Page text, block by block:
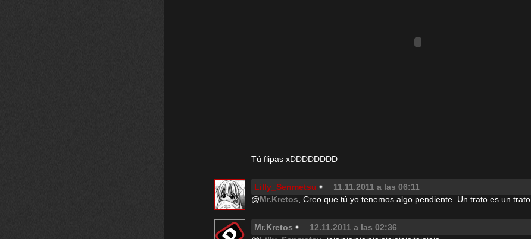
Tú flipas xDDDDDDDD
Lilly_Senmetsu 11.11.2011 a las 06:11
@Mr.Kretos , Creo que tú yo tenemos algo pendiente. Un trato es un trato
Mr.Kretos 12.11.2011 a las 02:36